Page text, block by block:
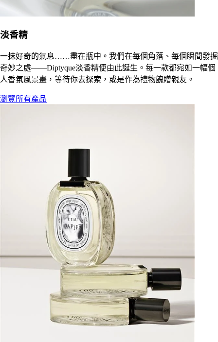
淡香精
一抹好奇的氣息……盡在瓶中。我們在每個角落、每個瞬間發掘
奇妙之處——Diptyque淡香精便由此誕生。每一款都宛如一幅個
人香氛風景畫，等待你去探索，或是作為禮物餽贈親友。
瀏覽所有產品